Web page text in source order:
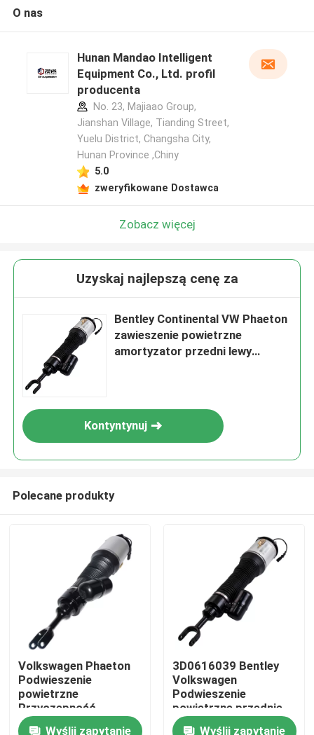
Do domu
Produkty
Filmy
O nas
Hunan Mandao Intelligent
Equipment Co., Ltd. profil
producenta
No. 23, Majiaao Group,
Jianshan Village, Tianding Street,
Yuelu District, Changsha City,
Hunan Province ,Chiny
5.0
zweryfikowane Dostawca
Zobacz więcej
Uzyskaj najlepszą cenę za
Bentley Continental VW Phaeton
zawieszenie powietrzne
amortyzator przedni lewy
Kontyntynuj
Polecane produkty
Volkswagen Phaeton
Podwieszenie
powietrzne
Przyczepność
przednia lewa VW
Wyślij zapytanie
3D0616039 Bentley
Volkswagen
Podwieszenie
powietrzne przednie
lewo Podwieszenie
Wyślij zapytanie